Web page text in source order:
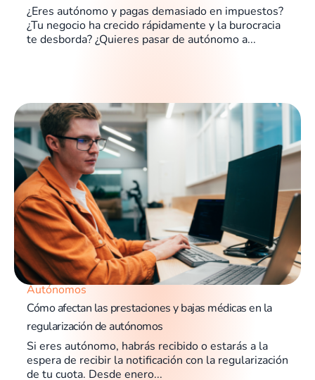
¿Eres autónomo y pagas demasiado en impuestos?
¿Tu negocio ha crecido rápidamente y la burocracia
te desborda? ¿Quieres pasar de autónomo a...
Autónomos
Cómo afectan las prestaciones y bajas médicas en la
regularización de autónomos
Si eres autónomo, habrás recibido o estarás a la
espera de recibir la notificación con la regularización
de tu cuota. Desde enero...